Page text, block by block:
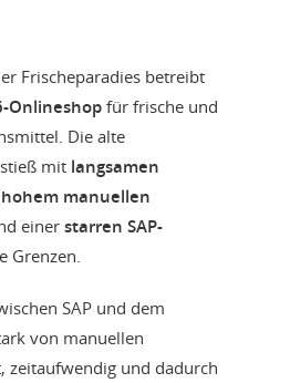
Frischeparadies betreibt
Onlineshopfür frische und
Die alte
mit langsamen
manuellen
einer starren SAP-
Grenzen.
SAP und dem
von manuellen
zeitaufwendig und dadurch